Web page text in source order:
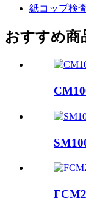
紙コップ検
おすすめ商